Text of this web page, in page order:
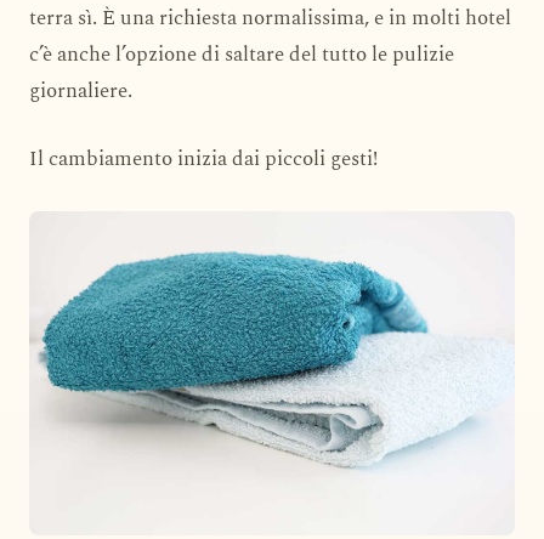
terra sì. È una richiesta normalissima, e in molti hotel
c’è anche l’opzione di saltare del tutto le pulizie
giornaliere.
Il cambiamento inizia dai piccoli gesti!